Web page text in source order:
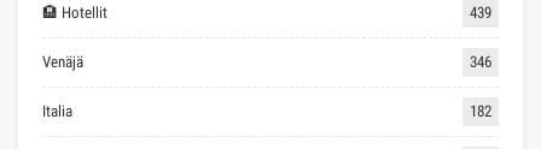
🏨 Hotellit 439
Venäjä 346
Italia 182